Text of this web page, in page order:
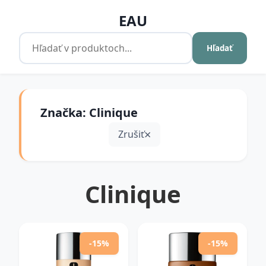
EAU
Hľadať
Značka: Clinique
Zrušiť
Clinique
-15% -15%